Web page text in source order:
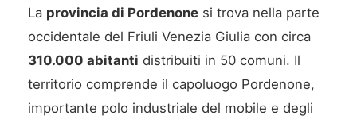
La provincia di Pordenone si trova nella parte
occidentale del Friuli Venezia Giulia con circa
310.000 abitanti distribuiti in 50 comuni. Il
territorio comprende il capoluogo Pordenone,
importante polo industriale del mobile e degli